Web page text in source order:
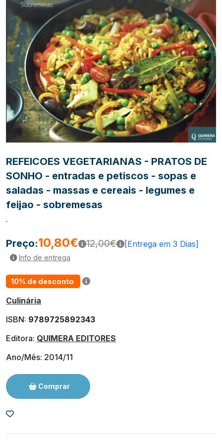
REFEICOES VEGETARIANAS - PRATOS DE
SONHO - entradas e petiscos - sopas e
saladas - massas e cereais - legumes e
feijao - sobremesas
.
Preço:10,80€ 12,00€ [Entrega em 3 Dias]
Info de entrega
10% de desconto
Culinária
ISBN: 9789725892343
Editora: QUIMERA EDITORES
Ano/Mês: 2014/11
Comprar